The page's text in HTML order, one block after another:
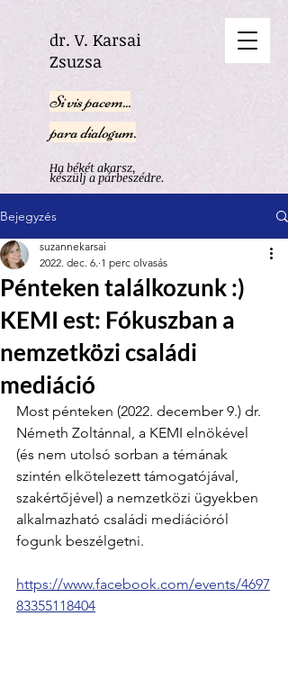
dr. V. Karsai
Zsuzsa
Si vis pacem...
para dialogum.
Ha békét akarsz,
készülj a párbeszédre.
Bejegyzés
Pénteken találkozunk :)
KEMI est: Fókuszban a
nemzetközi családi
mediáció
suzannekarsai
2022. dec. 6. 1 perc olvasás
Most pénteken (2022. december 9.) dr.
Németh Zoltánnal, a KEMI elnökével
(és nem utolsó sorban a témának
szintén elkötelezett támogatójával,
szakértőjével) a nemzetközi ügyekben
alkalmazható családi mediációról
fogunk beszélgetni.
https://www.facebook.com/events/4697
83355118404